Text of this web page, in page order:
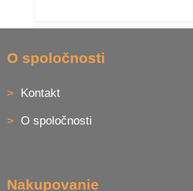
O spoločnosti
Kontakt
O spoločnosti
Nakupovanie